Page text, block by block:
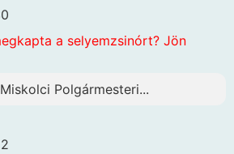
a selyemzsinórt? Jön
Polgármesteri...